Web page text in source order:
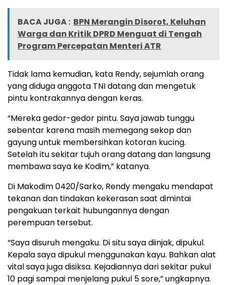
BACA JUGA : BPN Merangin Disorot, Keluhan
Warga dan Kritik DPRD Menguat di Tengah
Program Percepatan Menteri ATR
Tidak lama kemudian, kata Rendy, sejumlah orang
yang diduga anggota TNI datang dan mengetuk
pintu kontrakannya dengan keras.
“Mereka gedor-gedor pintu. Saya jawab tunggu
sebentar karena masih memegang sekop dan
gayung untuk membersihkan kotoran kucing.
Setelah itu sekitar tujuh orang datang dan langsung
membawa saya ke Kodim,” katanya.
Di Makodim 0420/Sarko, Rendy mengaku mendapat
tekanan dan tindakan kekerasan saat dimintai
pengakuan terkait hubungannya dengan
perempuan tersebut.
“Saya disuruh mengaku. Di situ saya diinjak, dipukul.
Kepala saya dipukul menggunakan kayu. Bahkan alat
vital saya juga disiksa. Kejadiannya dari sekitar pukul
10 pagi sampai menjelang pukul 5 sore,” ungkapnya.